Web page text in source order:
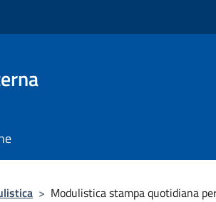
> Modulistica stampa quotidiana